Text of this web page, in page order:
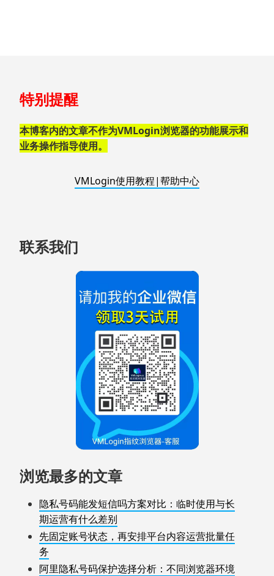
至
脚
特别提醒
本博客内的文章不作为VMLogin浏览器的功能展示和
业务操作指导使用。
VMLogin使用教程|帮助中心
联系我们
浏览最多的文章
隐私号码能发短信吗方案对比：临时使用与长
期运营有什么差别
先固定账号状态，再安排平台内容运营批量任
务
阿里隐私号码保护选择分析：不同浏览器环境